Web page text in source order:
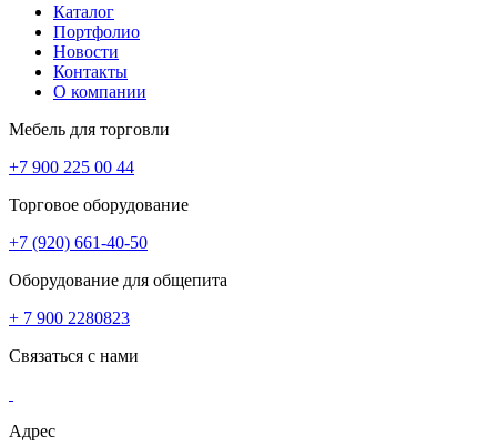
Каталог
Портфолио
Новости
Контакты
О компании
Мебель для торговли
+7 900 225 00 44
Торговое оборудование
+7 (920) 661-40-50
Оборудование для общепита
+ 7 900 2280823
Связаться с нами
Адрес